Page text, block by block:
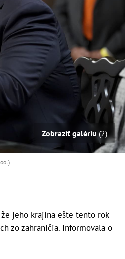
Zobraziť galériu(2)
že jeho krajina ešte tento rok
zo zahraničia. Informovala o